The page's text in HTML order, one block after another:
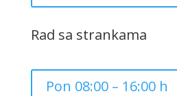
Rad sa strankama
Pon 08:00 – 16:00 h